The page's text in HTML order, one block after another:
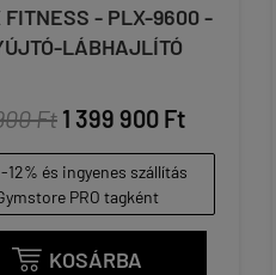
FITNESS - PLX-9600 -
LÁBHAJLÍTÓ
Ft 1 399 900 Ft
12% és ingyenes szállítás
PRO tagként
 KOSÁRBA